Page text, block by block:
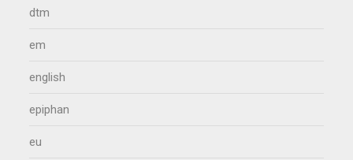
dtm
em
english
epiphan
eu